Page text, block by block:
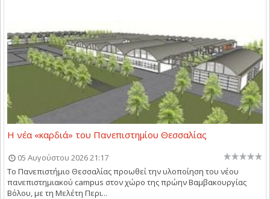
Η νέα «καρδιά» του Πανεπιστημίου Θεσσαλίας
05 Αυγούστου 2026 21:17
Το Πανεπιστήμιο Θεσσαλίας προωθεί την υλοποίηση του νέου
πανεπιστημιακού campus στον χώρο της πρώην Βαμβακουργίας
Βόλου, με τη Μελέτη Περι...